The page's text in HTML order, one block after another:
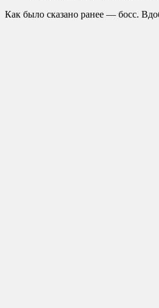
Как было сказано ранее — босс.